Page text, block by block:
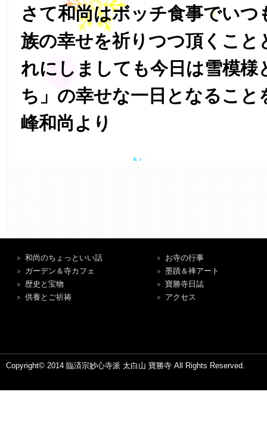
さて和尚はボッチ食事でいつ
族の幸せを祈りつつ頂くこと
れにしましても今日は雪模様
ち」の幸せな一日となること
峰和尚より
和尚のちょっといい話
ガーデン＆寺カフェ
歴史と宝物
供養とご祈祷
お寺の行事
墨蹟＆禅アート
寶勝寺日誌
アクセス
Copyright© 2014 臨済宗妙心寺派 太白山 寶勝寺 All Rights Reserved.